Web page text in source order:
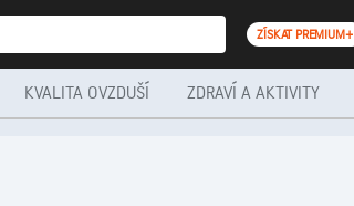
ZÍSKAT PREMIUM+
KVALITA OVZDUŠÍ ZDRAVÍ A AKTIVITY